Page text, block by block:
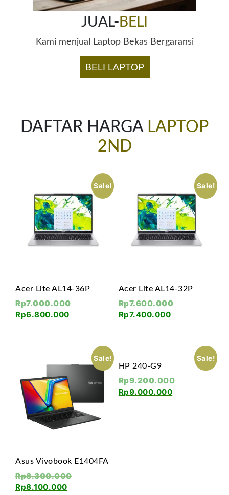
JUAL- BELI
Kami menjual Laptop Bekas Bergaransi
BELI LAPTOP
DAFTAR HARGA LAPTOP
2ND
Sale!
Acer Lite AL14-36P
Rp7.000.000
Rp6.800.000
Sale!
Acer Lite AL14-32P
Rp7.600.000
Rp7.400.000
Sale!
Asus Vivobook E1404FA
Rp8.300.000
Rp8.100.000
Sale!
HP 240-G9
Rp9.200.000
Rp9.000.000